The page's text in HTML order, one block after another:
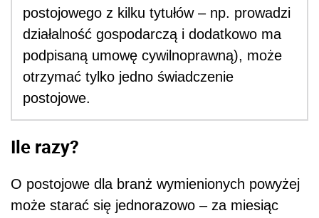
postojowego z kilku tytułów – np. prowadzi
działalność gospodarczą i dodatkowo ma
podpisaną umowę cywilnoprawną), może
otrzymać tylko jedno świadczenie
postojowe.
Ile razy?
O postojowe dla branż wymienionych powyżej
może starać się jednorazowo – za miesiąc